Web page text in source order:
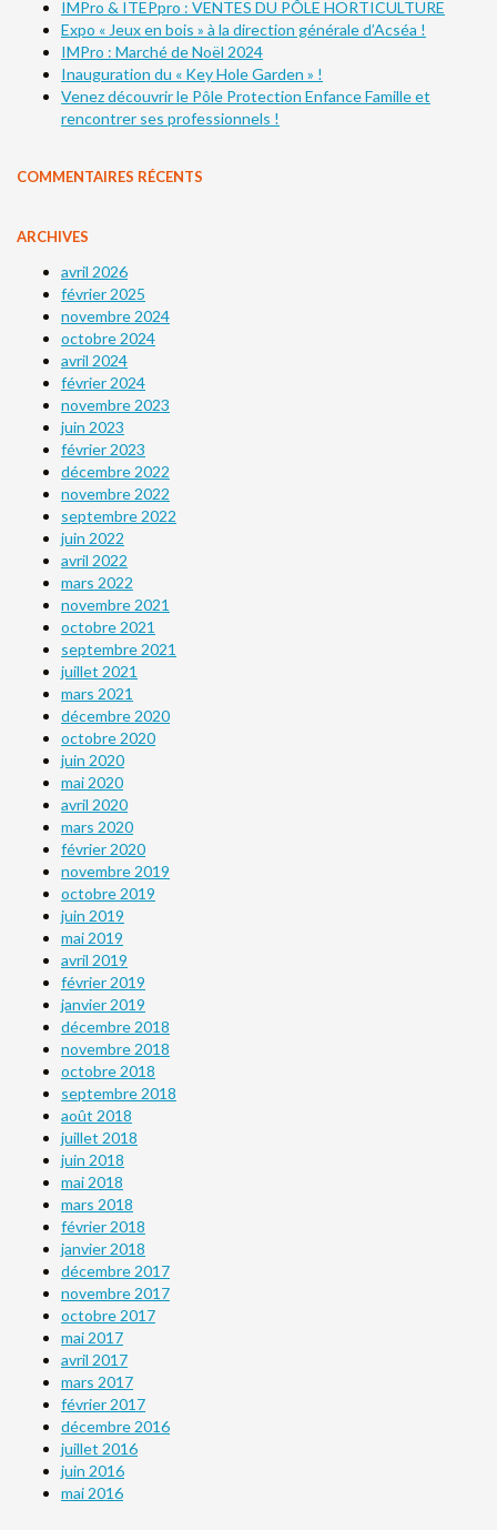
IMPro & ITEPpro : VENTES DU PÔLE HORTICULTURE
Expo « Jeux en bois » à la direction générale d’Acséa !
IMPro : Marché de Noël 2024
Inauguration du « Key Hole Garden » !
Venez découvrir le Pôle Protection Enfance Famille et
rencontrer ses professionnels !
COMMENTAIRES RÉCENTS
ARCHIVES
avril 2026
février 2025
novembre 2024
octobre 2024
avril 2024
février 2024
novembre 2023
juin 2023
février 2023
décembre 2022
novembre 2022
septembre 2022
juin 2022
avril 2022
mars 2022
novembre 2021
octobre 2021
septembre 2021
juillet 2021
mars 2021
décembre 2020
octobre 2020
juin 2020
mai 2020
avril 2020
mars 2020
février 2020
novembre 2019
octobre 2019
juin 2019
mai 2019
avril 2019
février 2019
janvier 2019
décembre 2018
novembre 2018
octobre 2018
septembre 2018
août 2018
juillet 2018
juin 2018
mai 2018
mars 2018
février 2018
janvier 2018
décembre 2017
novembre 2017
octobre 2017
mai 2017
avril 2017
mars 2017
février 2017
décembre 2016
juillet 2016
juin 2016
mai 2016